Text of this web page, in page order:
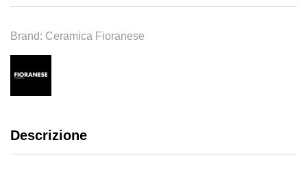
Brand: Ceramica Fioranese
Descrizione